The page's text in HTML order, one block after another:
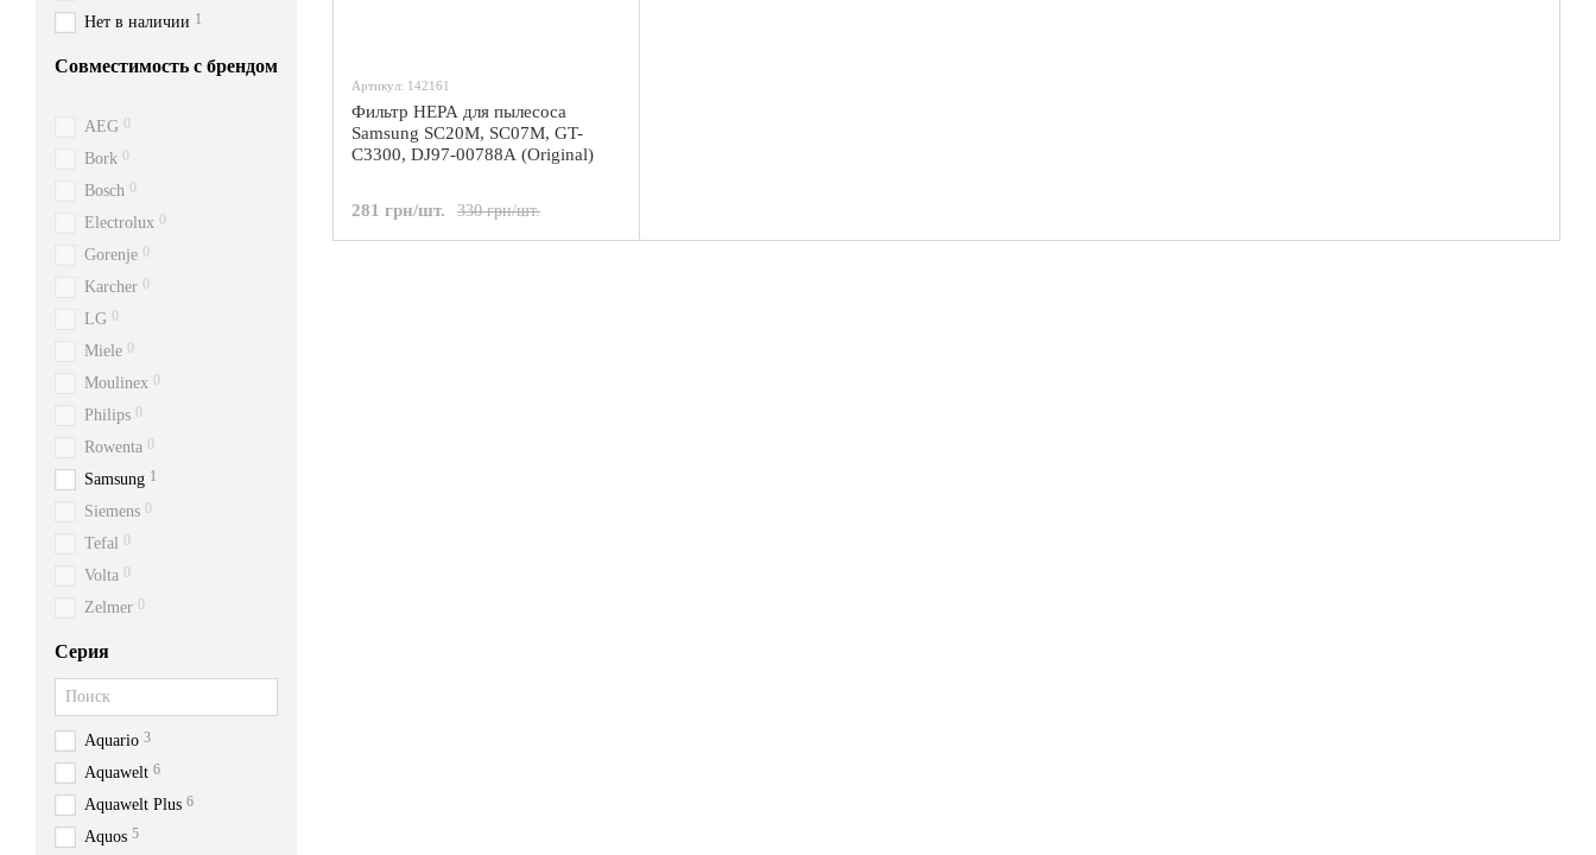
Артикул: 142161
Фильтр HEPA для пылесоса
Samsung SC20M, SC07M, GT-
C3300, DJ97-00788A (Original)
330 грн/шт.
281 грн/шт.
Нет в наличии 1
Совместимость с брендом
AEG 0
Bork 0
Bosch 0
Electrolux 0
Gorenje 0
Karcher 0
LG 0
Miele 0
Moulinex 0
Philips 0
Rowenta 0
Samsung 1
Siemens 0
Tefal 0
Volta 0
Zelmer 0
Серия
Aquario 3
Aquawelt 6
Aquawelt Plus 6
Aquos 5